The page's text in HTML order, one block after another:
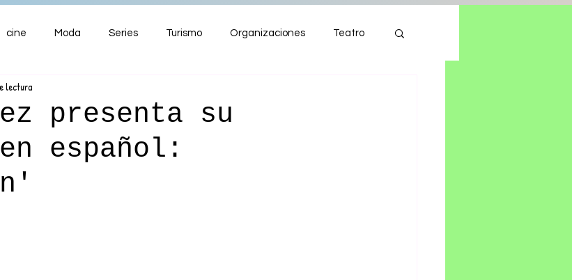
cine Moda Series Turismo Organizaciones Teatro
presenta su
español:
lectura